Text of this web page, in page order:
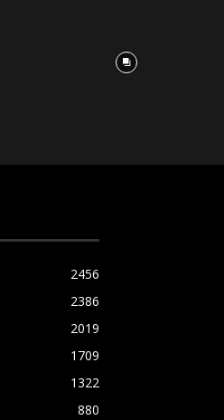
2456
2386
2019
1709
1322
880